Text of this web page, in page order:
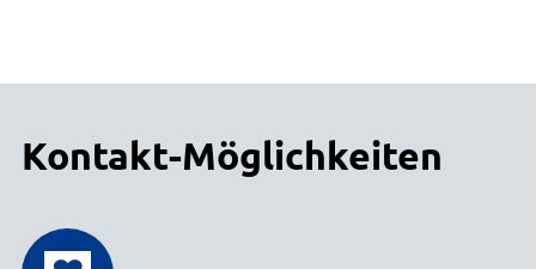
Kontakt-Möglichkeiten